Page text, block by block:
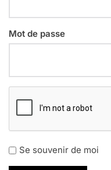
Mot de passe
Se souvenir de moi